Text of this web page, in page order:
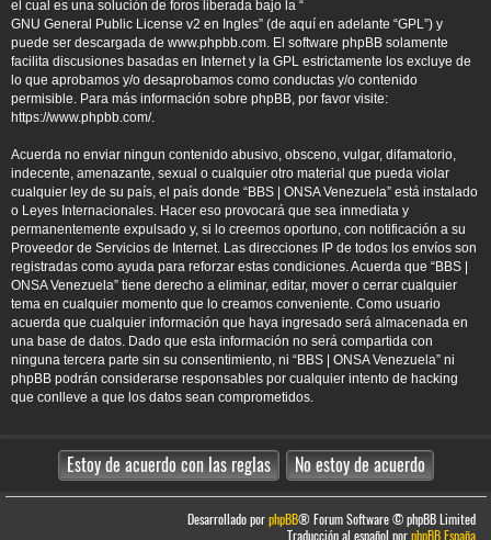
el cual es una solución de foros liberada bajo la “
GNU General Public License v2 en Ingles” (de aquí en adelante “GPL”) y
puede ser descargada de www.phpbb.com. El software phpBB solamente
facilita discusiones basadas en Internet y la GPL estrictamente los excluye de
lo que aprobamos y/o desaprobamos como conductas y/o contenido
permisible. Para más información sobre phpBB, por favor visite:
https://www.phpbb.com/.
Acuerda no enviar ningun contenido abusivo, obsceno, vulgar, difamatorio,
indecente, amenazante, sexual o cualquier otro material que pueda violar
cualquier ley de su país, el país donde “BBS | ONSA Venezuela” está instalado
o Leyes Internacionales. Hacer eso provocará que sea inmediata y
permanentemente expulsado y, si lo creemos oportuno, con notificación a su
Proveedor de Servicios de Internet. Las direcciones IP de todos los envíos son
registradas como ayuda para reforzar estas condiciones. Acuerda que “BBS |
ONSA Venezuela” tiene derecho a eliminar, editar, mover o cerrar cualquier
tema en cualquier momento que lo creamos conveniente. Como usuario
acuerda que cualquier información que haya ingresado será almacenada en
una base de datos. Dado que esta información no será compartida con
ninguna tercera parte sin su consentimiento, ni “BBS | ONSA Venezuela” ni
phpBB podrán considerarse responsables por cualquier intento de hacking
que conlleve a que los datos sean comprometidos.
Desarrollado porphpBB® Forum Software © phpBB Limited
Traducción al español porphpBB España